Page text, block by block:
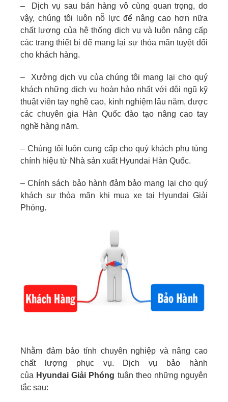
– Dịch vụ sau bán hàng vô cùng quan trọng, do
vậy, chúng tôi luôn nỗ lực để nâng cao hơn nữa
chất lượng của hệ thống dịch vụ và luôn nâng cấp
các trang thiết bị để mang lại sự thỏa mãn tuyệt đối
cho khách hàng.
– Xưởng dịch vụ của chúng tôi mang lại cho quý
khách những dịch vụ hoàn hảo nhất với đội ngũ kỹ
thuật viên tay nghề cao, kinh nghiệm lâu năm, được
các chuyên gia Hàn Quốc đào tạo nâng cao tay
nghề hàng năm.
– Chúng tôi luôn cung cấp cho quý khách phụ tùng
chính hiệu từ Nhà sản xuất Hyundai Hàn Quốc.
– Chính sách bảo hành đảm bảo mang lại cho quý
khách sự thỏa mãn khi mua xe tại Hyundai Giải
Phóng.
Nhằm đảm bảo tính chuyên nghiệp và nâng cao
chất lượng phục vụ. Dịch vụ bảo hành
của Hyundai Giải Phóng tuân theo những nguyên
tắc sau: